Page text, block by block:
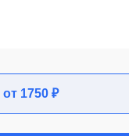
от 1750 ₽